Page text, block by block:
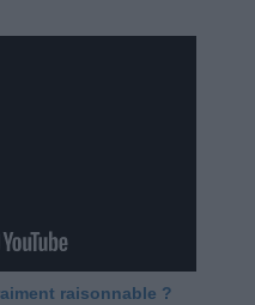
raisonnable ?